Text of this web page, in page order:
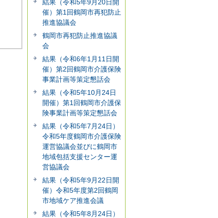
結果（令和5年9月20日開
催）第1回鶴岡市再犯防止
推進協議会
鶴岡市再犯防止推進協議
会
結果（令和6年1月11日開
催）第2回鶴岡市介護保険
事業計画等策定懇話会
結果（令和5年10月24日
開催）第1回鶴岡市介護保
険事業計画等策定懇話会
結果（令和5年7月24日）
令和5年度鶴岡市介護保険
運営協議会並びに鶴岡市
地域包括支援センター運
営協議会
結果（令和5年9月22日開
催）令和5年度第2回鶴岡
市地域ケア推進会議
結果（令和5年8月24日）